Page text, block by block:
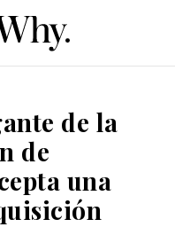
de la
de
una